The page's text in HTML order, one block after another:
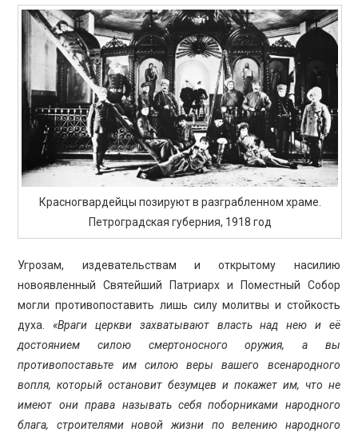
Красногвардейцы позируют в разграбленном храме.
Петроградская губерния, 1918 год
Угрозам, издевательствам и открытому насилию
новоявленный Святейший Патриарх и Поместный Собор
могли противопоставить лишь силу молитвы и стойкость
духа.«Враги церкви захватывают власть над нею и её
достоянием силою смертоносного оружия, а вы
противопоставьте им силою веры вашего всенародного
вопля, который остановит безумцев и покажет им, что не
имеют они права называть себя поборниками народного
блага, строителями новой жизни по велению народного